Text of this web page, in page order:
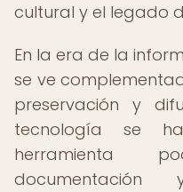
cultural y el legado
En la era de la
se ve
preservación y
tecnología se
herramienta